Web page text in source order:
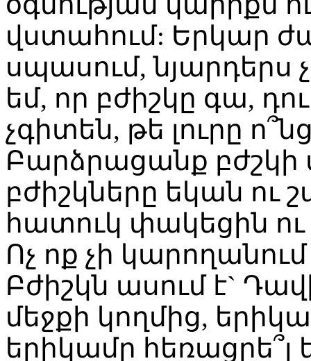
վստահում: Երկար
սպասում, նյարդերս
եմ, որ բժիշկը գա,
չգիտեն, թե լուրը
Բարձրացանք բժշկի
բժիշկները եկան ու
հատուկ փակեցին
Ոչ ոք չի
Բժիշկն ասում է`
մեջքի կողմից,
երիկամը հեռացրե՞լ